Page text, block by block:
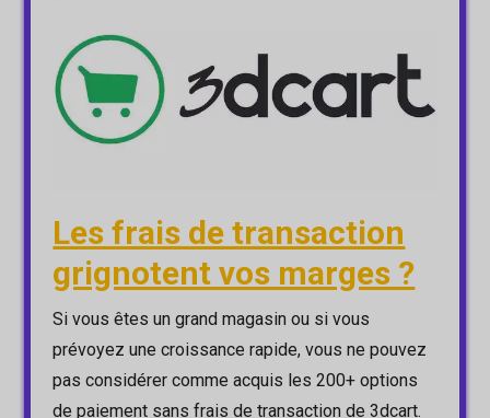
Les frais de transaction
grignotent vos marges ?
Si vous êtes un grand magasin ou si vous
prévoyez une croissance rapide, vous ne pouvez
pas considérer comme acquis les 200+ options
de paiement sans frais de transaction de 3dcart.